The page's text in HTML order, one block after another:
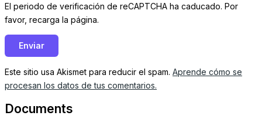
El periodo de verificación de reCAPTCHA ha caducado. Por
favor, recarga la página.
Este sitio usa Akismet para reducir el spam. Aprende cómo se
procesan los datos de tus comentarios.
Documents